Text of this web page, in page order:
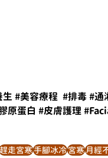
生#美容療程 #排毒#通
原蛋白 #皮膚護理
趕走宮寒手腳冰冷宮寒月經